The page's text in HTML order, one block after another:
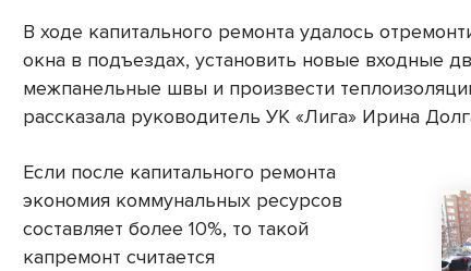
В ходе капитального ремонта удалось
окна в подъездах, установить новые входные
межпанельные швы и произвести
рассказала руководитель УК «Лига» Ирина
Если после капитального ремонта
экономия коммунальных ресурсов
составляет более 10%, то такой
капремонт считается